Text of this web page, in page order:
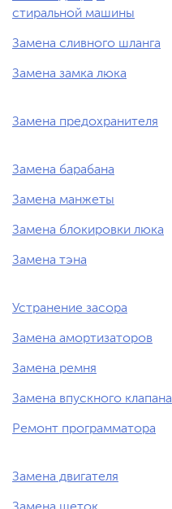
стиральной машины
Замена сливного шланга
Замена замка люка
Замена предохранителя
Замена барабана
Замена манжеты
Замена блокировки люка
Замена тэна
Устранение засора
Замена амортизаторов
Замена ремня
Замена впускного клапана
Ремонт программатора
Замена двигателя